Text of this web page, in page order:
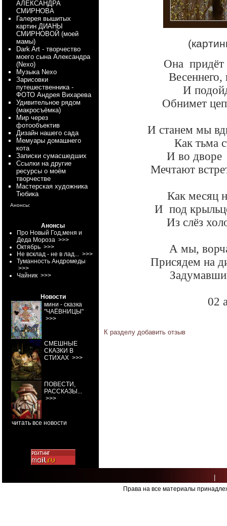
АЛЕКСАНДРА
СМИРНОВА
Галерея вышитых
картин ДИАНЫ
СМИРНОВОЙ (моей
мамы)
Dark Art - творчество
моего сына Александра
(Nexo)
Myзыка Nexo
Зарисовки
путешественника -
ФОТО Андрея Вихарева
Удивительное рядом
(макросъёмка)
Мир через
фотообъектив
Дизайн нашего сада
Мемуары домашнего
кота
Записки сумасшедших
Ссылки на другие
ресурсы о моём
творчестве
Мастерская художника
Тюбика
Анонсы:
Анонсы
Про Новый Год,меня и
Деда Мороза >>>
Октябрь >>>
Не всклад - не в лад... >>>
Туманность Андромеды
>>>
Чайник >>>
Новости
мини - сказка
"ЧАЁВНИЦЫ"
>>>
СМЕШНЫЕ
СКАЗКИ В
СТИХАХ >>>
ПОВЕСТИ,
РАССКАЗЫ...
>>>
читать все новости
Она придёт
И
Обнимет
И станем мы
Как тьма
И во дворе
Мечтают
Как месяц
И под
Из слёз
А мы,
Присядем на
02
К разделу добавить отзыв
Права на все материалы